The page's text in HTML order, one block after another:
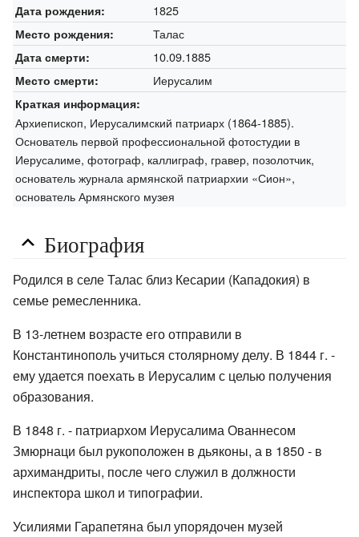
Дата рождения: 1825
Место рождения: Талас
Дата смерти: 10.09.1885
Место смерти: Иерусалим
Краткая информация:
Архиепископ, Иерусалимский патриарх (1864-1885).
Основатель первой профессиональной фотостудии в
Иерусалиме, фотограф, каллиграф, гравер, позолотчик,
основатель журнала армянской патриархии «Сион»,
основатель Армянского музея
Биография
Родился в селе Талас близ Кесарии (Кападокия) в
семье ремесленника.
В 13-летнем возрасте его отправили в
Константинополь учиться столярному делу. В 1844 г. -
ему удается поехать в Иерусалим с целью получения
образования.
В 1848 г. - патриархом Иерусалима Ованнесом
Змюрнаци был рукоположен в дьяконы, а в 1850 - в
архимандриты, после чего служил в должности
инспектора школ и типографии.
Усилиями Гарапетяна был упорядочен музей